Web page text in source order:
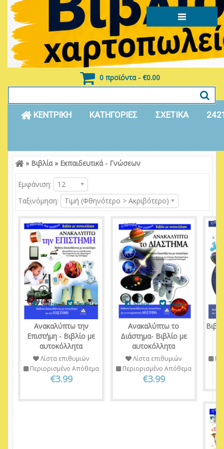
0 προϊόντα - €0.00
ΚΕΝΤΡΙΚΗ ΚΑΤΗΓΟΡΙΕΣ ΣΧΕΤΙΚΑ
Είσοδος Εγγραφή
» Βιβλία» Εκπαιδευτικά - Γνώσεων
Εμφάνιση:
12
Ταξινόμηση:
Τιμή (Φθηνότερο > Ακριβότερο)
Ανακαλύπτω την
Επιστήμη - Βιβλίο με
αυτοκόλλητα
Share Tweet
Λίστα επιθυμιών
Περιορισμένο Απόθεμα
€3.99
Ανακαλύπτω το
Διάστημα- Βιβλίο με
αυτοκόλλητα
Share Tweet
Λίστα επιθυμιών
Περιορισμένο Απόθεμα
€3.99